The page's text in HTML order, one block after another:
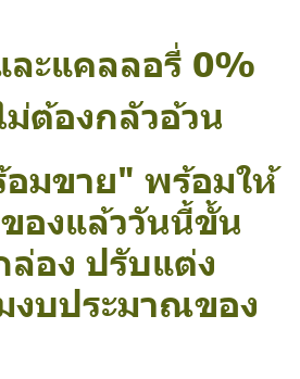
ละแคลลอรี่ 0%
ต้องกลัวอ้วน
ขาย" พร้อมให้
องแล้ววันนี้ขั้น
อง ปรับแต่ง
งบประมาณของ